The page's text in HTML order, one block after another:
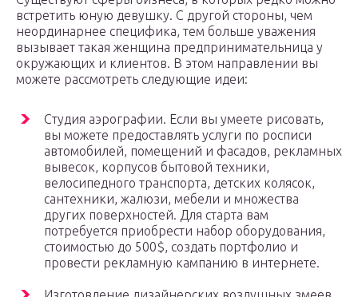
встретить юную девушку. С другой стороны, чем
неординарнее специфика, тем больше уважения
вызывает такая женщина предпринимательница у
окружающих и клиентов. В этом направлении вы
можете рассмотреть следующие идеи:
Студия аэрографии. Если вы умеете рисовать,
вы можете предоставлять услуги по росписи
автомобилей, помещений и фасадов, рекламных
вывесок, корпусов бытовой техники,
велосипедного транспорта, детских колясок,
сантехники, жалюзи, мебели и множества
других поверхностей. Для старта вам
потребуется приобрести набор оборудования,
стоимостью до 500$, создать портфолио и
провести рекламную кампанию в интернете.